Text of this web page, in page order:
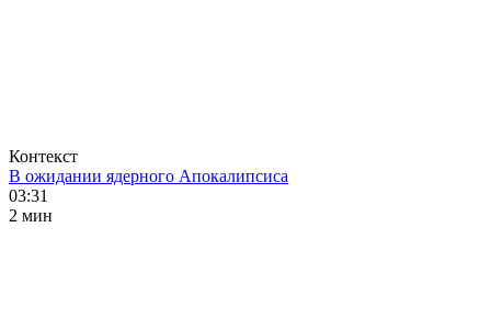
Контекст
В ожидании ядерного Апокалипсиса
03:31
2 мин